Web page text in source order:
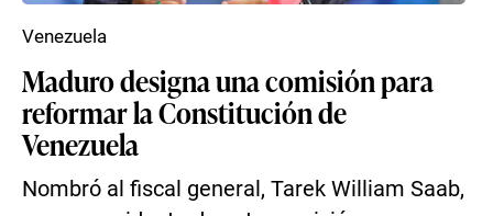
Maduro designa una comisión para
reformar la Constitución de
Venezuela
Nombró al fiscal general, Tarek William Saab,
Venezuela